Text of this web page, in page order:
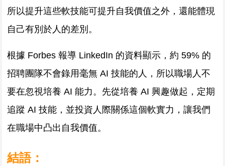
所以提升這些軟技能可提升自我價值之外，還能體現
自己有別於人的差別。
根據 Forbes 報導 LinkedIn 的資料顯示，約 59% 的
招聘團隊不會錄用毫無 AI 技能的人，所以職場人不
要在忽視培養 AI 能力。先從培養 AI 興趣做起，定期
追蹤 AI 技能，並投資人際關係這個軟實力，讓我們
在職場中凸出自我價值。
結語：